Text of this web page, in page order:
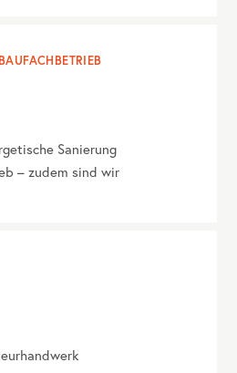
Sanierung
– zudem sind wir